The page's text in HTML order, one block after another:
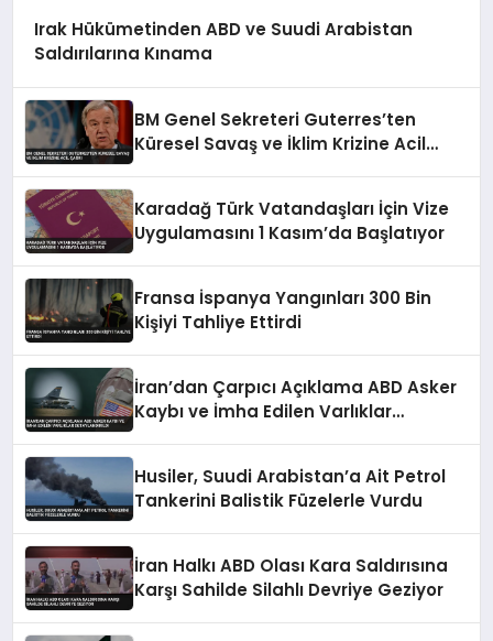
Irak Hükümetinden ABD ve Suudi Arabistan
Saldırılarına Kınama
BM Genel Sekreteri Guterres’ten
Küresel Savaş ve İklim Krizine Acil
Karadağ Türk Vatandaşları İçin Vize
Uygulamasını 1 Kasım’da Başlatıyor
Fransa İspanya Yangınları 300 Bin
Kişiyi Tahliye Ettirdi
İran’dan Çarpıcı Açıklama ABD Asker
Kaybı ve İmha Edilen Varlıklar
Husiler, Suudi Arabistan’a Ait Petrol
Tankerini Balistik Füzelerle Vurdu
İran Halkı ABD Olası Kara Saldırısına
Karşı Sahilde Silahlı Devriye Geziyor